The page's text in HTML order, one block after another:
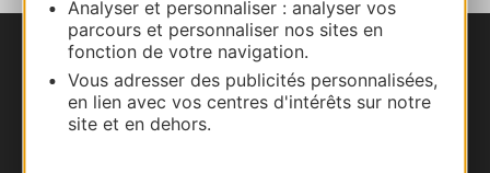
Analyser et personnaliser : analyser vos
parcours et personnaliser nos sites en
fonction de votre navigation.
Vous adresser des publicités personnalisées,
en lien avec vos centres d'intérêts sur notre
site et en dehors.
Carte interactive